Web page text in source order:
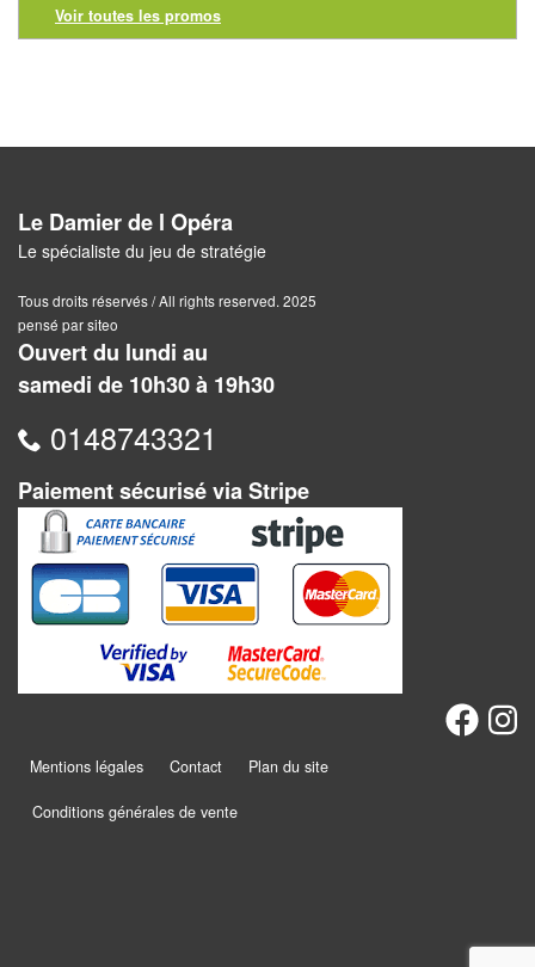
Casse-
Jeux
traditionnels
Dominos
Dames
Coffrets
jeux
–
multijeux
Cartes
traditionnelles
de
Voir toutes les promos
Le Damier de l Opéra
Le spécialiste du jeu de stratégie
Tous droits réservés / All rights reserved. 2025
pensé par siteo
Ouvert du lundi au
samedi de 10h30 à 19h30
0148743321
Paiement sécurisé via Stripe
Mentions légales Contact Plan du site
Conditions générales de vente